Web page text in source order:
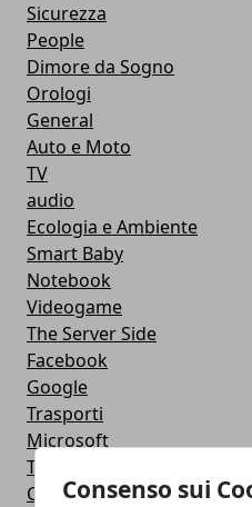
Consenso sui
Sicurezza
People
Dimore da Sogno
Orologi
General
Auto e Moto
TV
audio
Ecologia e Ambiente
Smart Baby
Notebook
Videogame
The Server Side
Facebook
Google
Trasporti
Microsoft
Twitter
Cucina